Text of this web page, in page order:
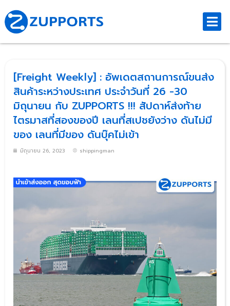
[Freight Weekly] : อัพเดตสถานการณ์ขนส่ง
สินค้าระหว่างประเทศ ประจำวันที่ 26 -30
มิถุนายน กับ ZUPPORTS !!! สัปดาห์ส่งท้าย
ไตรมาสที่สองของปี เลนที่สเปชยังว่าง ดันไม่มี
ของ เลนที่มีของ ดันบุ๊คไม่เข้า
มิถุนายน 26, 2023 shippingman